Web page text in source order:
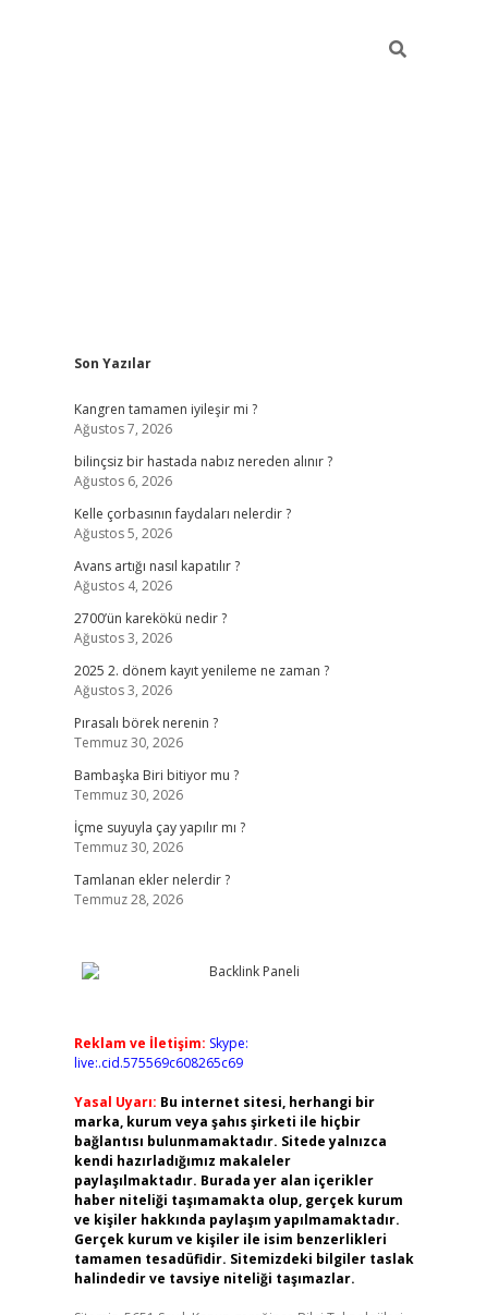
Sidebar
Son Yazılar
Kangren tamamen iyileşir mi ?
Ağustos 7, 2026
bilinçsiz bir hastada nabız nereden alınır ?
Ağustos 6, 2026
Kelle çorbasının faydaları nelerdir ?
Ağustos 5, 2026
Avans artığı nasıl kapatılır ?
Ağustos 4, 2026
2700’ün karekökü nedir ?
Ağustos 3, 2026
2025 2. dönem kayıt yenileme ne zaman ?
Ağustos 3, 2026
Pırasalı börek nerenin ?
Temmuz 30, 2026
Bambaşka Biri bitiyor mu ?
Temmuz 30, 2026
İçme suyuyla çay yapılır mı ?
Temmuz 30, 2026
Tamlanan ekler nelerdir ?
Temmuz 28, 2026
Reklam ve İletişim: Skype:
live:.cid.575569c608265c69
Yasal Uyarı: Bu internet sitesi, herhangi bir
marka, kurum veya şahıs şirketi ile hiçbir
bağlantısı bulunmamaktadır. Sitede yalnızca
kendi hazırladığımız makaleler
paylaşılmaktadır. Burada yer alan içerikler
haber niteliği taşımamakta olup, gerçek kurum
ve kişiler hakkında paylaşım yapılmamaktadır.
Gerçek kurum ve kişiler ile isim benzerlikleri
tamamen tesadüfidir. Sitemizdeki bilgiler taslak
halindedir ve tavsiye niteliği taşımazlar.
vdcasino güncel giriş